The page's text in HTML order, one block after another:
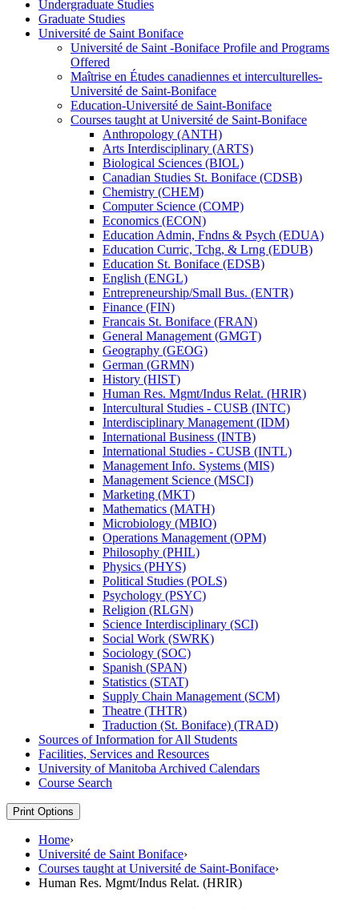
Undergraduate Studies
Graduate Studies
Université de Saint Boniface
Université de Saint -​Boniface Profile and Programs
Offered
Maîtrise en Études canadiennes et interculturelles-​
Université de Saint-​Boniface
Education-​Université de Saint-​Boniface
Courses taught at Université de Saint-​Boniface
Anthropology (ANTH)
Arts Interdisciplinary (ARTS)
Biological Sciences (BIOL)
Canadian Studies St. Boniface (CDSB)
Chemistry (CHEM)
Computer Science (COMP)
Economics (ECON)
Education Admin, Fndns &​ Psych (EDUA)
Education Curric, Tchg, &​ Lrng (EDUB)
Education St. Boniface (EDSB)
English (ENGL)
Entrepreneurship/​Small Bus. (ENTR)
Finance (FIN)
Francais St. Boniface (FRAN)
General Management (GMGT)
Geography (GEOG)
German (GRMN)
History (HIST)
Human Res. Mgmt/​Indus Relat. (HRIR)
Intercultural Studies -​ CUSB (INTC)
Interdisciplinary Management (IDM)
International Business (INTB)
International Studies -​ CUSB (INTL)
Management Info. Systems (MIS)
Management Science (MSCI)
Marketing (MKT)
Mathematics (MATH)
Microbiology (MBIO)
Operations Management (OPM)
Philosophy (PHIL)
Physics (PHYS)
Political Studies (POLS)
Psychology (PSYC)
Religion (RLGN)
Science Interdisciplinary (SCI)
Social Work (SWRK)
Sociology (SOC)
Spanish (SPAN)
Statistics (STAT)
Supply Chain Management (SCM)
Theatre (THTR)
Traduction (St. Boniface) (TRAD)
Sources of Information for All Students
Facilities, Services and Resources
University of Manitoba Archived Calendars
Course Search
Print Options
Home›
Université de Saint Boniface›
Courses taught at Université de Saint-Boniface›
Human Res. Mgmt/Indus Relat. (HRIR)